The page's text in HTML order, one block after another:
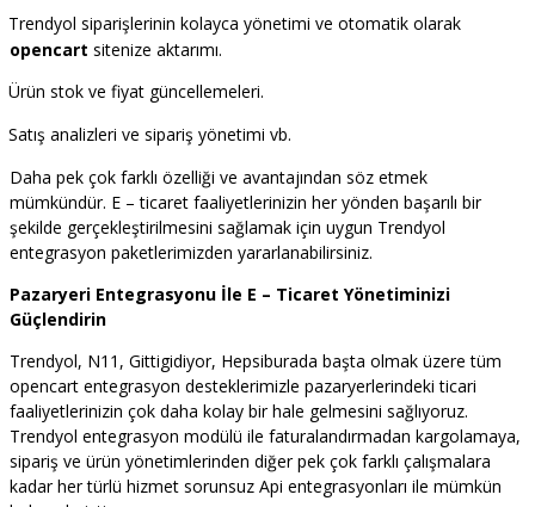
Trendyol siparişlerinin kolayca yönetimi ve otomatik olarak
opencart sitenize aktarımı.
Ürün stok ve fiyat güncellemeleri.
Satış analizleri ve sipariş yönetimi vb.
Daha pek çok farklı özelliği ve avantajından söz etmek
mümkündür. E – ticaret faaliyetlerinizin her yönden başarılı bir
şekilde gerçekleştirilmesini sağlamak için uygun Trendyol
entegrasyon paketlerimizden yararlanabilirsiniz.
Pazaryeri Entegrasyonu İle E – Ticaret Yönetiminizi
Güçlendirin
Trendyol, N11, Gittigidiyor, Hepsiburada başta olmak üzere tüm
opencart entegrasyon desteklerimizle pazaryerlerindeki ticari
faaliyetlerinizin çok daha kolay bir hale gelmesini sağlıyoruz.
Trendyol entegrasyon modülü ile faturalandırmadan kargolamaya,
sipariş ve ürün yönetimlerinden diğer pek çok farklı çalışmalara
kadar her türlü hizmet sorunsuz Api entegrasyonları ile mümkün